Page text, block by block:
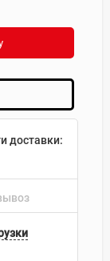
доставки: